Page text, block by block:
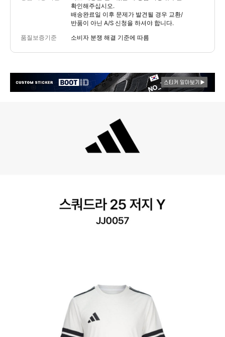
확인해주십시오.
배송완료일 이후 문제가 발견될 경우 교환/
반품이 아닌 A/S 신청을 하셔야 합니다.
품질보증기준 소비자 분쟁 해결 기준에 따름